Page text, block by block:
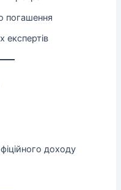
погашення
експертів
доходу